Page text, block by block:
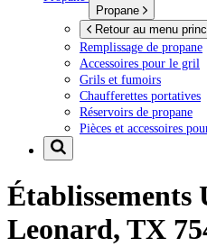
Propane
Retour au menu
Remplissage de propane
Accessoires pour le gril
Grils et fumoirs
Chaufferettes portatives
Réservoirs de propane
Pièces et accessoires
Établissements
Leonard, TX